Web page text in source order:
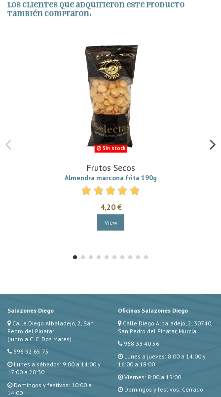
Los clientes que adquirieron este producto
también compraron:
Sin stock
Frutos Secos
Almendra marcona frita 190g
4,20 €
View
Salazones Diego
Calle Diego Albaladejo, 2, San
Pedro del Pinatar
(Junto a C. C. Dos Mares)
696 92 65 75
Lunes a sábados: 9:00 a 14:00 y
17:00 a 20:30
Domingos y festivos: 10:00 a
14:00
Oficinas Salazones Diego
Calle Diego Albaladejo, 2, 30740,
San Pedro del Pinatar, Murcia
968 33 40 56
Lunes a jueves: 8:00 a 14:00 y
16:00 a 18:00
Viernes: 8:00 a 15:00
Domingos y festivos: Cerrado